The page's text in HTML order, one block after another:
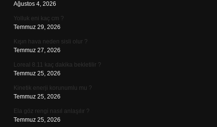
Ağustos 4, 2026
Yolluk eni kaç cm ?
Temmuz 29, 2026
Kışın hava neden sisli olur ?
Temmuz 27, 2026
Loreal 8.11 kaç dakika bekletilir ?
Temmuz 25, 2026
Kinetik enerji korunumlu mu ?
Temmuz 25, 2026
Ela göz rengi nasıl anlaşılır ?
Temmuz 25, 2026